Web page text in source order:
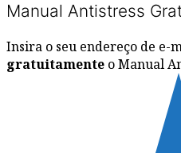
Manual Antistress
Insira o seu endereço de e-
gratuitamente o Manual